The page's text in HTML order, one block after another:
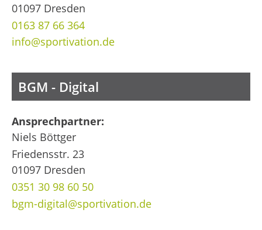
01097 Dresden
0163 87 66 364
info@sportivation.de
BGM - Digital
Ansprechpartner:
Niels Böttger
Friedensstr. 23
01097 Dresden
0351 30 98 60 50
bgm-digital@sportivation.de